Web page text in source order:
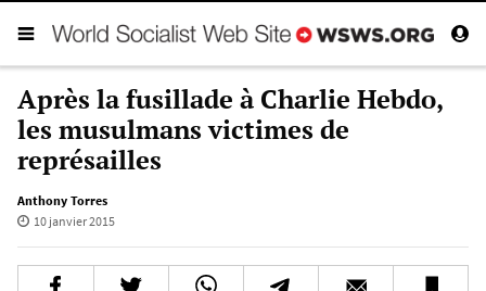
Après la fusillade à Charlie Hebdo,
les musulmans victimes de
représailles
Anthony Torres
10 janvier 2015